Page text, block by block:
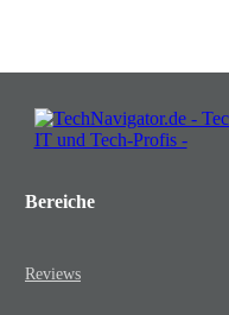
Bereiche
Reviews